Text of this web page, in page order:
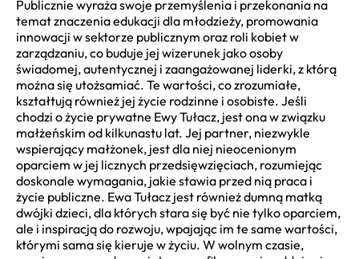
Publicznie wyraża swoje przemyślenia i przekonania na
temat znaczenia edukacji dla młodzieży, promowania
innowacji w sektorze publicznym oraz roli kobiet w
zarządzaniu, co buduje jej wizerunek jako osoby
świadomej, autentycznej i zaangażowanej liderki, z którą
można się utożsamiać. Te wartości, co zrozumiałe,
kształtują również jej życie rodzinne i osobiste. Jeśli
chodzi o życie prywatne Ewy Tułacz, jest ona w związku
małżeńskim od kilkunastu lat. Jej partner, niezwykle
wspierający małżonek, jest dla niej nieocenionym
oparciem w jej licznych przedsięwzięciach, rozumiejąc
doskonale wymagania, jakie stawia przed nią praca i
życie publiczne. Ewa Tułacz jest również dumną matką
dwójki dzieci, dla których stara się być nie tylko oparciem,
ale i inspiracją do rozwoju, wpajając im te same wartości,
którymi sama się kieruje w życiu. W wolnym czasie,